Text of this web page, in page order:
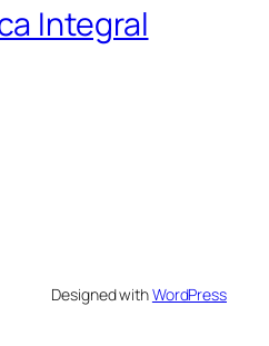
Integral
Designed withWordPress